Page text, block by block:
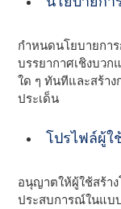
กําหนดนโยบายกา
บรรยากาศเชิงบว
ใด ๆ ทันทีและสร้าง
ประเด็น
โปรไฟล์ผู้ใ
อนุญาตให้ผู้ใช้สร้า
ประสบการณ์ในแบ